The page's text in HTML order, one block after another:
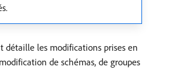
détaille les modifications prises en
de schémas, de groupes